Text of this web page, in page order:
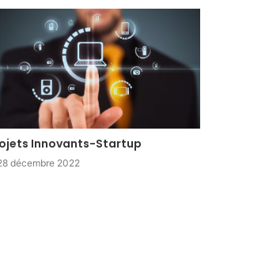
Innovants-Startup
décembre 2022